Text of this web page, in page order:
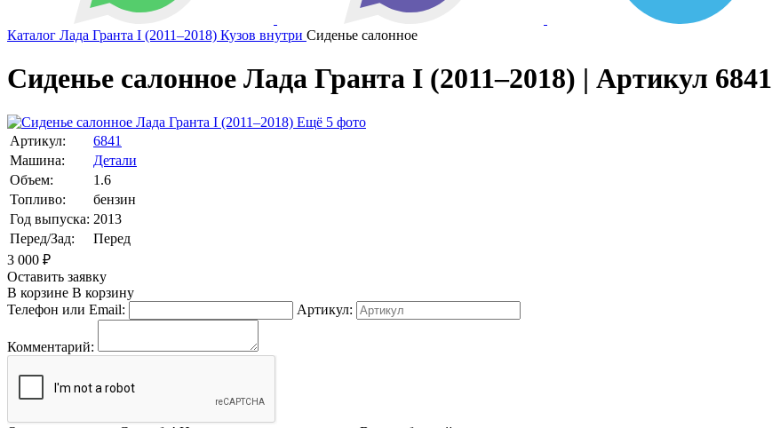
Каталог Лада Гранта I (2011–2018) Кузов внутри Сиденье салонное
Сиденье салонное Лада Гранта I (2011–2018) | Артикул 6841
Ещё 5 фото
Артикул:
6841
Машина:
Детали
Объем:
1.6
Топливо:
бензин
Год выпуска: 2013
Перед/Зад:
Перед
3 000 ₽
Оставить заявку
В корзине В корзину
Телефон или Email:
Артикул:
Комментарий: